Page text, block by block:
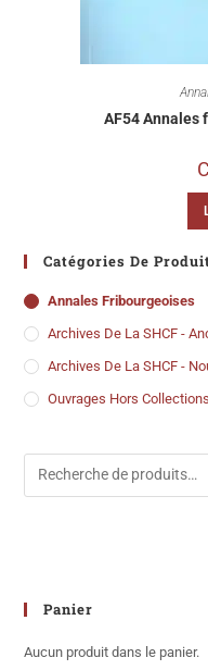
AF54 Annales
Catégories De
Annales Fribourgeoises
Archives De La SHCF -
Archives De La SHCF -
Ouvrages Hors Collections
Panier
Aucun produit dans le panier.